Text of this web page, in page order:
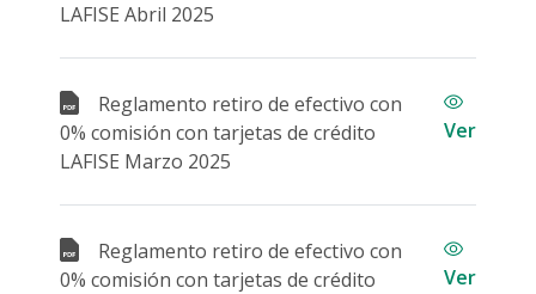
LAFISE Abril 2025
Reglamento retiro de efectivo con
0% comisión con tarjetas de crédito
LAFISE Marzo 2025
Ver
Reglamento retiro de efectivo con
0% comisión con tarjetas de crédito
Ver